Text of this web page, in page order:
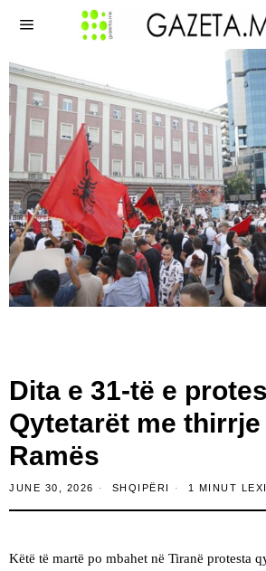
Dita e 31-të e
Qytetarët me
Ramës
JUNE 30, 2026 SHQIPËRI 1 MINUT
Këtë të martë po mbahet në Tiranë protesta